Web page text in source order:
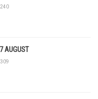
240
AUGUST
309